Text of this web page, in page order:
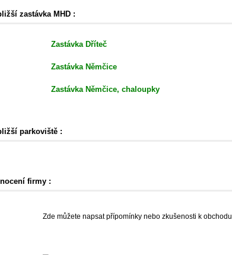
zastávka MHD :
Zastávka Dříteč
Zastávka Němčice
Zastávka Němčice, chaloupky
parkoviště :
firmy :
Zde můžete napsat přípomínky nebo zkušenosti k obchodu